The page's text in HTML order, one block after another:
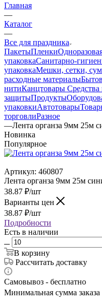
Главная
—
Каталог
—
Все для праздника
ПакетыПленки
упаковкаСанитарно-
упаковкаМешки, сетки,
расходные материалы
нитиКанцтовары
защитыПродукты
упаковкиАвтотовары
торговлиРазное
—Лента органза 9мм 25м
Новинка
Популярное
Артикул: 460807
Лента органза 9мм 25м
38.87 ₽/шт
Варианты цен
38.87 ₽/шт
Подробности
Есть в наличии
В корзину
Рассчитать доставку
Самовывоз - бесплатно
Минимальная сумма заказа